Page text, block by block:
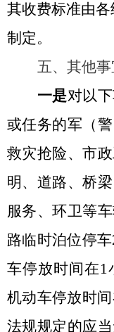
其收费标准由
制定。
五、其他事
一是对以
或任务的军（
救灾抢险、市
明、道路、桥
服务、环卫等
路临时泊位停车
车停放时间在1
机动车停放时
法规规定的应